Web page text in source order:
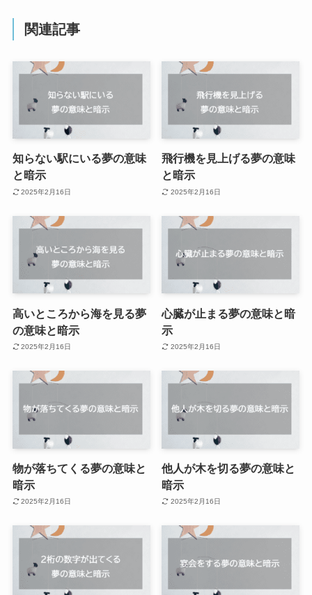
関連記事
知らない駅にいる夢の意味
と暗示
2025年2月16日
飛行機を見上げる夢の意味
と暗示
2025年2月16日
高いところから海を見る夢
の意味と暗示
2025年2月16日
心臓が止まる夢の意味と暗
示
2025年2月16日
物が落ちてくる夢の意味と
暗示
2025年2月16日
他人が木を切る夢の意味と
暗示
2025年2月16日